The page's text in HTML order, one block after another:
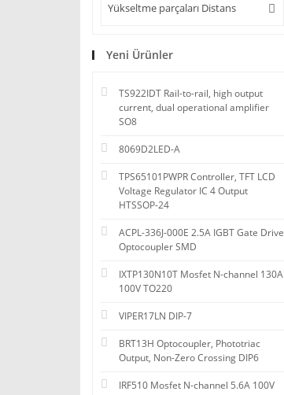
Yükseltme parçaları Distans
Yeni Ürünler
TS922IDT Rail-to-rail, high output
current, dual operational amplifier
SO8
8069D2LED-A
TPS65101PWPR Controller, TFT LCD
Voltage Regulator IC 4 Output
HTSSOP-24
ACPL-336J-000E 2.5A IGBT Gate Drive
Optocoupler SMD
IXTP130N10T Mosfet N-channel 130A
100V TO220
VIPER17LN DIP-7
BRT13H Optocoupler, Phototriac
Output, Non-Zero Crossing DIP6
IRF510 Mosfet N-channel 5.6A 100V